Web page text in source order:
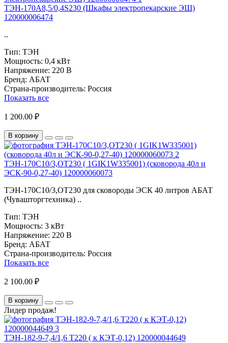
ТЭН-170А8,5/0,4S230 (Шкафы электропекарские ЭШ)
120000006474
..
Тип: ТЭН
Мощность: 0,4 кВт
Напряжение: 220 В
Бренд: АБАТ
Страна-производитель: Россия
Показать все
1 200.00 ₽
В корзину
ТЭН-170С10/3,ОТ230 ( 1GIK1W335001) (сковорода 40л и
ЭСК-90-0,27-40) 120000060073
ТЭН-170С10/3,ОТ230 для сковороды ЭСК 40 литров АБАТ
(Чувашторгтехника) ..
Тип: ТЭН
Мощность: 3 кВт
Напряжение: 220 В
Бренд: АБАТ
Страна-производитель: Россия
Показать все
2 100.00 ₽
В корзину
Лидер продаж!
ТЭН-182-9-7,4/1,6 Т220 ( к КЭТ-0,12) 120000044649